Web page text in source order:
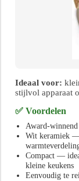
Ideaal voor:
stijlvol apparaat
✅ Voordelen
Award-winnend
Wit keramiek
Compact —
kleine keukens
Eenvoudig te